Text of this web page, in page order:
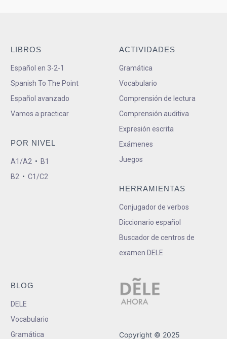
LIBROS
Español en 3-2-1
Spanish To The Point
Español avanzado
Vamos a practicar
POR NIVEL
A1/A2 • B1
B2 • C1/C2
ACTIVIDADES
Gramática
Vocabulario
Comprensión de lectura
Comprensión auditiva
Expresión escrita
Exámenes
Juegos
HERRAMIENTAS
Conjugador de verbos
Diccionario español
Buscador de centros de
examen DELE
BLOG
DELE
Vocabulario
Gramática
Copyright © 2025